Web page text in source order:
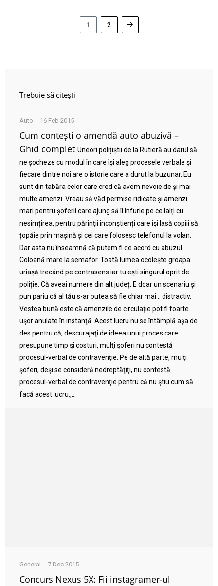
1 2
Trebuie să citești
Auto 16 Feb 2015
Cum contești o amendă auto abuzivă –
Ghid complet Uneori polițiștii de la Rutieră au darul să
ne șocheze cu modul în care își aleg procesele verbale și
fiecare dintre noi are o istorie care a durut la buzunar. Eu
sunt din tabăra celor care cred că avem nevoie de și mai
multe amenzi. Vreau să văd permise ridicate și amenzi
mari pentru șoferii care ajung să îi înfurie pe ceilalți cu
nesimțirea, pentru părinții inconștienți care își lasă copiii să
țopăie prin mașină și cei care folosesc telefonul la volan.
Dar asta nu înseamnă că putem fi de acord cu abuzul.
Coloană mare la semafor. Toată lumea ocolește groapa
uriașă trecând pe contrasens iar tu ești singurul oprit de
poliție. Că aveai numere din alt județ. E doar un scenariu și
pun pariu că al tău s-ar putea să fie chiar mai… distractiv.
Vestea bună este că amenzile de circulaţie pot fi foarte
uşor anulate în instanţă. Acest lucru nu se întâmplă aşa de
des pentru că, descurajaţi de ideea unui proces care
presupune timp şi costuri, mulţi şoferi nu contestă
procesul-verbal de contravenţie. Pe de altă parte, mulţi
şoferi, deşi se consideră nedreptăţiţi, nu contestă
procesul-verbal de contravenţie pentru că nu ştiu cum să
facă acest lucru.,...
General 7 Dec 2015
Concurs Nexus 5X: Fii instagramer-ul